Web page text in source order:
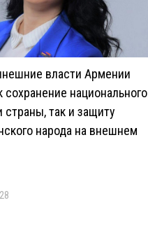
власти Армении
сохранение национального
страны, так и защиту
народа на внешнем